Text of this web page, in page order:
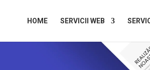
HOME SERVICII WEB